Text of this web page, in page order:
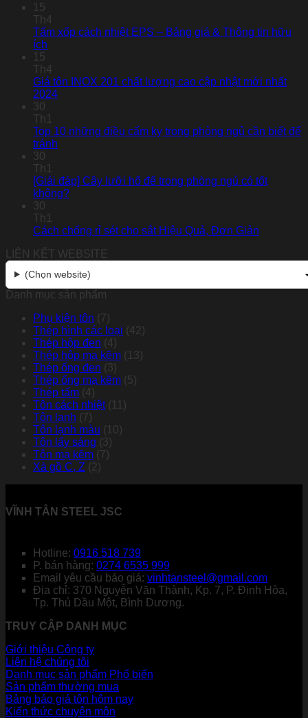
15
Th4
Tấm xốp cách nhiệt EPS – Bảng giá & Thông tin hữu
ích
15
Th4
Giá tôn INOX 201 chất lượng cao cập nhật mới nhất
2024
30
Th1
Top 10 những điều cấm kỵ trong phòng ngủ cần biết để
tránh
30
Th1
[Giải đáp] Cây lưỡi hổ để trong phòng ngủ có tốt
không?
30
Th1
Cách chống rỉ sét cho sắt Hiệu Quả, Đơn Giản
LIÊN KẾT WEBSITE
(Chọn website)
Danh mục sản phẩm
Phụ kiện tôn (7)
Thép hình các loại (42)
Thép hộp đen (4)
Thép hộp mạ kẽm (13)
Thép ống đen (3)
Thép ống mạ kẽm (5)
Thép tấm (4)
Tôn cách nhiệt (11)
Tôn lạnh (7)
Tôn lạnh màu (10)
Tôn lấy sáng (3)
Tôn mạ kẽm (7)
Xà gồ C, Z (2)
VĨNH TÂN STEEL JSC
Hotline: 0916 518 739
P. bán hàng: 0274 6535 999
Email yêu cầu báo giá: vinhtansteel@gmail.com
Địa chỉ: 370 Nguyễn Văn Thành, Kp. 7, P. Định Hòa,
Tp. Thủ Dầu Một, Bình Dương.
TRUY CẬP DANH MỤC
Giới thiệu Công ty
Liên hệ chúng tôi
Danh mục sản phẩm
Sản phẩm thường mua
Bảng báo giá tôn hôm nay
Kiến thức chuyên môn